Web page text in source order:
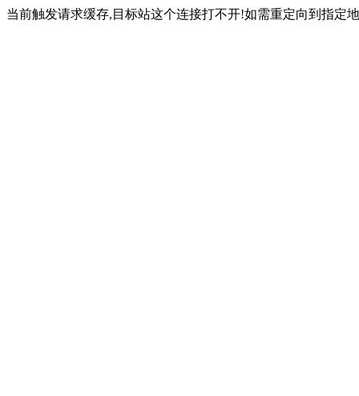
当前触发请求缓存,目标站这个连接打不开!如需重定向到指定